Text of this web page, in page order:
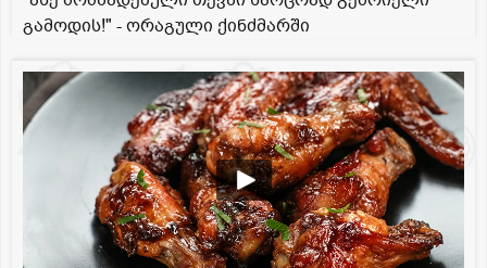
გამოდის!" - ორაგული ქინძმარში